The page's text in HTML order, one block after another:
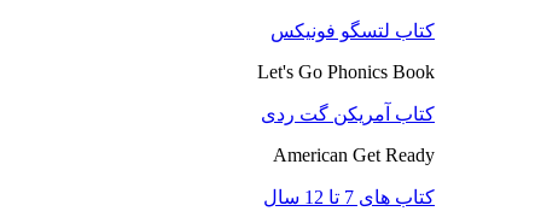
کتاب لتسگو فونیکس
Let's Go Phonics Book
کتاب آمریکن گت ردی
American Get Ready
کتاب های 7 تا 12 سال